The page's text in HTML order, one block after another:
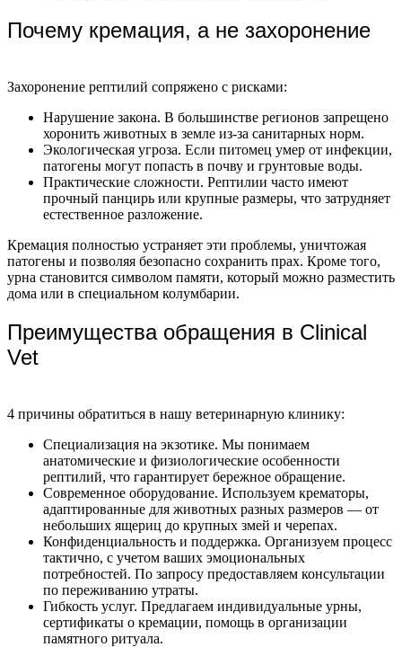
Почему кремация, а не захоронение
Захоронение рептилий сопряжено с рисками:
Нарушение закона. В большинстве регионов запрещено
хоронить животных в земле из-за санитарных норм.
Экологическая угроза. Если питомец умер от инфекции,
патогены могут попасть в почву и грунтовые воды.
Практические сложности. Рептилии часто имеют
прочный панцирь или крупные размеры, что затрудняет
естественное разложение.
Кремация полностью устраняет эти проблемы, уничтожая
патогены и позволяя безопасно сохранить прах. Кроме того,
урна становится символом памяти, который можно разместить
дома или в специальном колумбарии.
Преимущества обращения в Clinical
Vet
4 причины обратиться в нашу ветеринарную клинику:
Специализация на экзотике. Мы понимаем
анатомические и физиологические особенности
рептилий, что гарантирует бережное обращение.
Современное оборудование. Используем крематоры,
адаптированные для животных разных размеров — от
небольших ящериц до крупных змей и черепах.
Конфиденциальность и поддержка. Организуем процесс
тактично, с учетом ваших эмоциональных
потребностей. По запросу предоставляем консультации
по переживанию утраты.
Гибкость услуг. Предлагаем индивидуальные урны,
сертификаты о кремации, помощь в организации
памятного ритуала.